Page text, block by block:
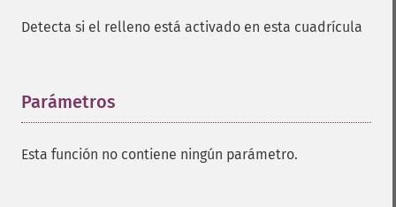
Detecta si el relleno está activado en esta cuadrícula
Parámetros
Esta función no contiene ningún parámetro.